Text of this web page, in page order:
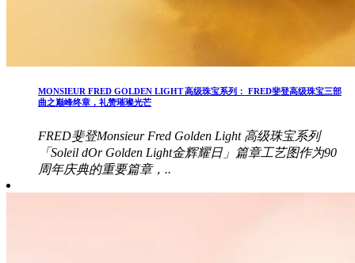
MONSIEUR FRED GOLDEN LIGHT 高级珠宝系列： FRED斐登高级珠宝三部
曲之巅峰终章，礼赞璀璨光芒
FRED斐登Monsieur Fred Golden Light 高级珠宝系列
「Soleil dOr Golden Light金辉耀日」篇章工艺图作为90
周年庆典的重要篇章，..